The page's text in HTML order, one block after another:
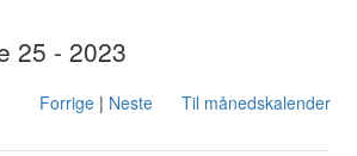
25 - 2023
Forrige| Neste Til månedskalender